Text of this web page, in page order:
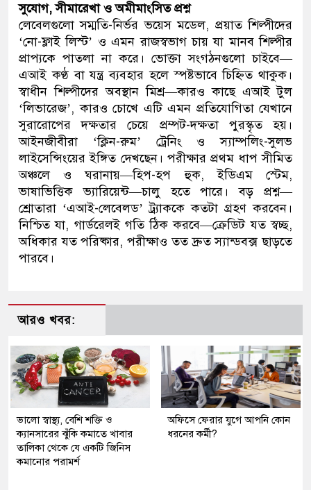
সুযোগ, সীমারেখা ও অমীমাংসিত প্রশ্ন
লেবেলগুলো সম্মতি-নির্ভর ভয়েস মডেল, প্রয়াত শিল্পীদের
‘নো-ফ্লাই লিস্ট’ ও এমন রাজস্বভাগ চায় যা মানব শিল্পীর
প্রাপ্যকে পাতলা না করে। ভোক্তা সংগঠনগুলো চাইবে—
এআই কণ্ঠ বা যন্ত্র ব্যবহার হলে স্পষ্টভাবে চিহ্নিত থাকুক।
স্বাধীন শিল্পীদের অবস্থান মিশ্র—কারও কাছে এআই টুল
‘লিভারেজ’, কারও চোখে এটি এমন প্রতিযোগিতা যেখানে
সুরারোপের দক্ষতার চেয়ে প্রম্পট-দক্ষতা পুরস্কৃত হয়।
আইনজীবীরা ‘ক্লিন-রুম’ ট্রেনিং ও স্যাম্পলিং-সুলভ
লাইসেন্সিংয়ের ইঙ্গিত দেখছেন। পরীক্ষার প্রথম ধাপ সীমিত
অঞ্চলে ও ঘরানায়—হিপ-হপ হুক, ইডিএম স্টেম,
ভাষাভিত্তিক ভ্যারিয়েন্ট—চালু হতে পারে। বড় প্রশ্ন—
শ্রোতারা ‘এআই-লেবেলড’ ট্র্যাককে কতটা গ্রহণ করবেন।
নিশ্চিত যা, গার্ডরেলই গতি ঠিক করবে—ক্রেডিট যত স্বচ্ছ,
অধিকার যত পরিষ্কার, পরীক্ষাও তত দ্রুত স্যান্ডবক্স ছাড়তে
পারবে।
আরও খবর:
ভালো স্বাস্থ্য, বেশি শক্তি ও
ক্যানসারের ঝুঁকি কমাতে খাবার
তালিকা থেকে যে একটি জিনিস
কমানোর পরামর্শ
অফিসে ফেরার যুগে আপনি কোন
ধরনের কর্মী?